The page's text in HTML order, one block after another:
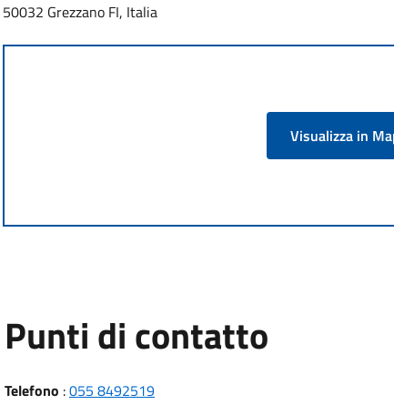
50032 Grezzano FI, Italia
Visualizza in
Punti di contatto
Telefono :055 8492519